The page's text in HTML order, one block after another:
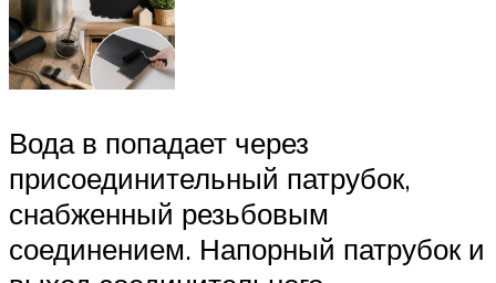
Вода в попадает через
присоединительный патрубок,
снабженный резьбовым
соединением. Напорный патрубок и